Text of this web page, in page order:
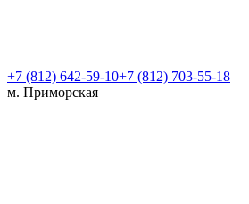
+7 (812) 642-59-10+7 (812) 703-55-18
м. Приморская